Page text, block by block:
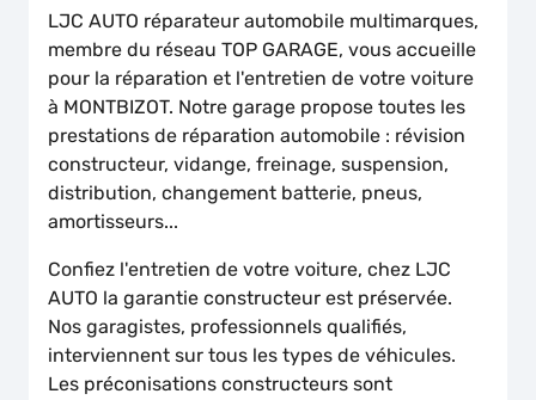
LJC AUTO réparateur automobile multimarques,
membre du réseau TOP GARAGE, vous accueille
pour la réparation et l'entretien de votre voiture
à MONTBIZOT. Notre garage propose toutes les
prestations de réparation automobile : révision
constructeur, vidange, freinage, suspension,
distribution, changement batterie, pneus,
amortisseurs...
Confiez l'entretien de votre voiture, chez LJC
AUTO la garantie constructeur est préservée.
Nos garagistes, professionnels qualifiés,
interviennent sur tous les types de véhicules.
Les préconisations constructeurs sont